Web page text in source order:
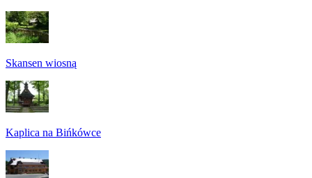
Skansen wiosną
Kaplica na Bińkówce